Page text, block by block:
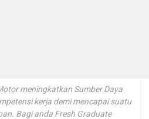
meningkatkan Sumber Daya
kerja demi mencapai suatu
Bagi anda Fresh Graduate